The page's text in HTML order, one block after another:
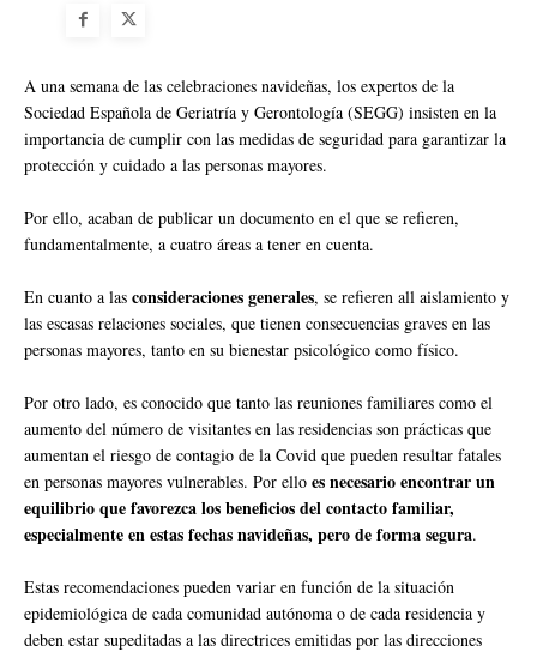
A una semana de las celebraciones navideñas, los expertos de la
Sociedad Española de Geriatría y Gerontología (SEGG) insisten en la
importancia de cumplir con las medidas de seguridad para garantizar la
protección y cuidado a las personas mayores.
Por ello, acaban de publicar un documento en el que se refieren,
fundamentalmente, a cuatro áreas a tener en cuenta.
En cuanto a las consideraciones generales, se refieren all aislamiento y
las escasas relaciones sociales, que tienen consecuencias graves en las
personas mayores, tanto en su bienestar psicológico como físico.
Por otro lado, es conocido que tanto las reuniones familiares como el
aumento del número de visitantes en las residencias son prácticas que
aumentan el riesgo de contagio de la Covid que pueden resultar fatales
en personas mayores vulnerables. Por ello es necesario encontrar un
equilibrio que favorezca los beneficios del contacto familiar,
especialmente en estas fechas navideñas, pero de forma segura.
Estas recomendaciones pueden variar en función de la situación
epidemiológica de cada comunidad autónoma o de cada residencia y
deben estar supeditadas a las directrices emitidas por las direcciones